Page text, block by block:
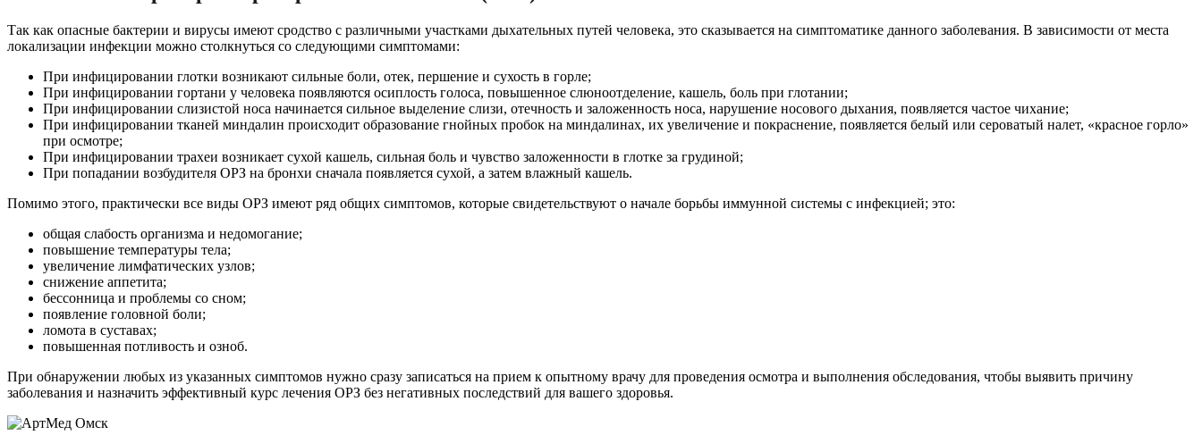
Так как опасные бактерии и вирусы имеют сродство с различными участками дыхательных путей человека, это сказывается на симптоматике данного заболевания. В зависимости от места
локализации инфекции можно столкнуться со следующими симптомами:
При инфицировании глотки возникают сильные боли, отек, першение и сухость в горле;
При инфицировании гортани у человека появляются осиплость голоса, повышенное слюноотделение, кашель, боль при глотании;
При инфицировании слизистой носа начинается сильное выделение слизи, отечность и заложенность носа, нарушение носового дыхания, появляется частое чихание;
При инфицировании тканей миндалин происходит образование гнойных пробок на миндалинах, их увеличение и покраснение, появляется белый или сероватый налет, «красное горло»
при осмотре;
При инфицировании трахеи возникает сухой кашель, сильная боль и чувство заложенности в глотке за грудиной;
При попадании возбудителя ОРЗ на бронхи сначала появляется сухой, а затем влажный кашель.
Помимо этого, практически все виды ОРЗ имеют ряд общих симптомов, которые свидетельствуют о начале борьбы иммунной системы с инфекцией; это:
общая слабость организма и недомогание;
повышение температуры тела;
увеличение лимфатических узлов;
снижение аппетита;
бессонница и проблемы со сном;
появление головной боли;
ломота в суставах;
повышенная потливость и озноб.
При обнаружении любых из указанных симптомов нужно сразу записаться на прием к опытному врачу для проведения осмотра и выполнения обследования, чтобы выявить причину
заболевания и назначить эффективный курс лечения ОРЗ без негативных последствий для вашего здоровья.